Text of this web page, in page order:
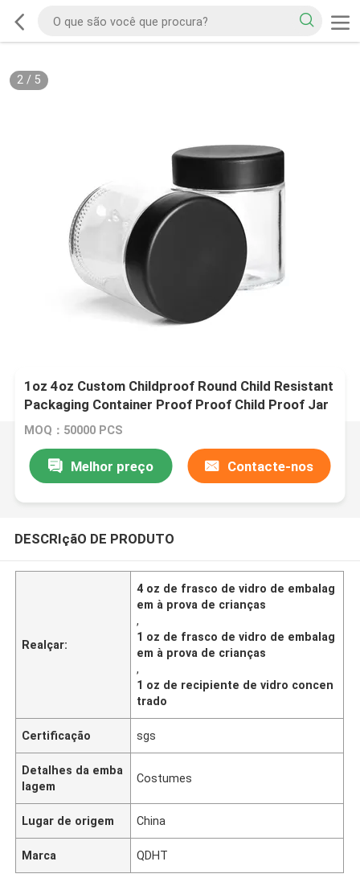
2/ 5
1oz 4oz Custom Childproof Round Child Resistant
Packaging Container Proof Proof Child Proof Jar
de vidro com logotipo de tampa CR
MOQ：50000 PCS
Melhor preço Contacte-nos
DESCRIçãO DE PRODUTO
Realçar:
4 oz de frasco de vidro de embalag
em à prova de crianças
,
1 oz de frasco de vidro de embalag
em à prova de crianças
,
1 oz de recipiente de vidro concen
trado
Certificação sgs
Detalhes da emba
lagem
Costumes
Lugar de origem China
Marca QDHT